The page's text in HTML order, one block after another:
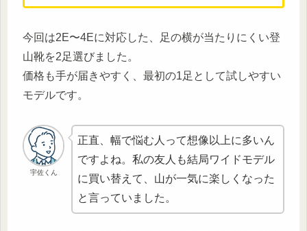
今回は2E〜4Eに対応した、足の横が当たりにくい登
山靴を2足選びました。
価格も手が届きやすく、最初の1足として試しやすい
モデルです。
宇佐くん
正直、幅で悩む人って想像以上に多いん
ですよね。私の友人も結局ワイドモデル
に買い替えて、山が一気に楽しくなった
と言っていました。